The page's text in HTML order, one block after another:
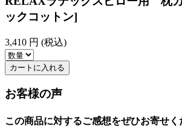
ックコットン]
3,410 円 (税込)
カートに入れる
お客様の声
この商品に対するご感想をぜひお寄せく